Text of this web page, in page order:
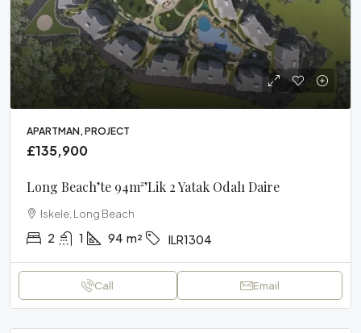
APARTMAN, PROJECT
£135,900
Long Beach’te 94m²’lik 2 Yatak Odalı Daire
Iskele, Long Beach
2 1 94 m² ILR1304
Call Email